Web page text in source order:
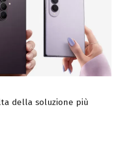
della soluzione più